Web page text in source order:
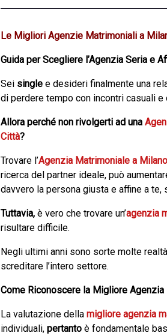
Le Migliori Agenzie Matrimoniali a
Guida per Scegliere l’Agenzia Seria e
Sei single e desideri finalmente una
di perdere tempo con incontri casuali
Allora perché non rivolgerti ad una
Città?
Trovare l’Agenzia Matrimoniale a Milano
ricerca del partner ideale, può
davvero la persona giusta e affine a
Tuttavia, è vero che trovare un’agenzia
risultare difficile.
Negli ultimi anni sono sorte molte
screditare l’intero settore.
Come Riconoscere la Migliore
La valutazione della migliore agenzia
individuali, pertanto è fondamentale